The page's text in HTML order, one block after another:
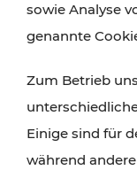
Wien,
Wanderungen,
Radtouren oder
Attraktionen
Angeboten des
sowie Analyse
genannte
Zum Betrieb
Einige sind für
während